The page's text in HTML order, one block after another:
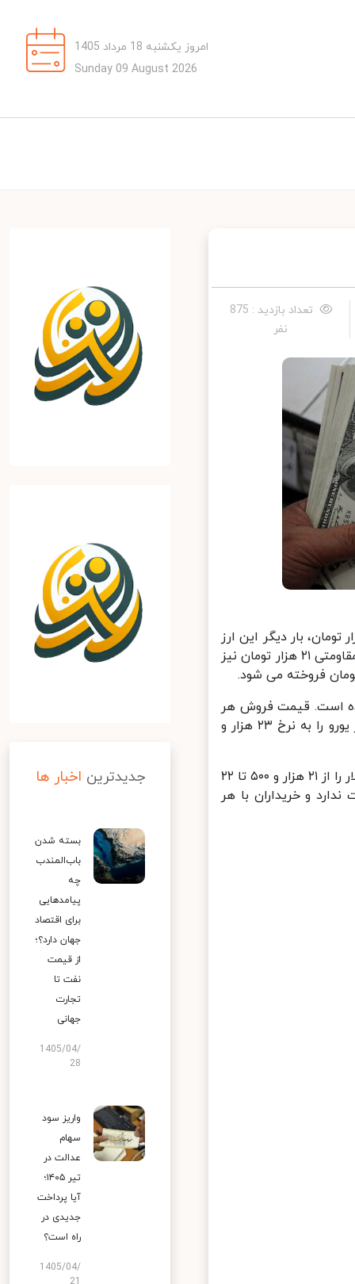
امروز یکشنبه 18 مرداد 1405
Sunday 09 August 2026
تعداد بازدید : 875
نفر
که پیش بینی می‌شد با شکسته شدن مرز روانی ۲۰ هزار تومان، بار دیگر این ارز
شاخص بازار در مسیر رشد قرار گرفت و هر دلار آمریکا امرروز با عبور از سد مقاومتی ۲۱ هزار تومان نیز
هزار و ۲۰۰ تومان گزارش شده است. قیمت فروش هر
یورو در صرافی های بانکی به ۲۳ هزار و ۷۰۰ تومان رسیده است. صرافان هر یورو را به نرخ ۲۳ هزار و
در بازار آزاد اما قیمت‌ها بسیار متفاوت اعلام می شود. فعالان بازار قیمت دلار را از ۲۱ هزار و ۵۰۰ تا ۲۲
و خریداران با هر
جدیدترین اخبار ها
بسته شدن
باب‌المندب
چه
پیامدهایی
برای اقتصاد
جهان دارد؟؛
از قیمت
نفت تا
تجارت
جهانی
1405/04/
28
واریز سود
سهام
عدالت در
تیر ۱۴۰۵؛
آیا پرداخت
جدیدی در
راه است؟
1405/04/